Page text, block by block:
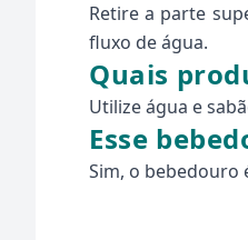
Retire a parte
fluxo de água.
Quais
Utilize água e
Esse
Sim, o bebedouro